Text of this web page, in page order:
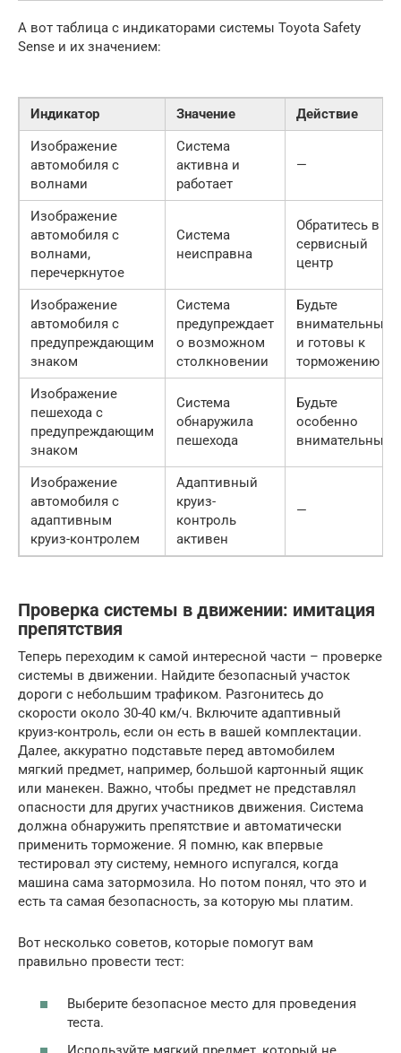
А вот таблица с индикаторами системы Toyota Safety
Sense и их значением:
Индикатор Значение
Действие
Изображение
автомобиля с
волнами
Система
активна и
работает
—
Изображение
автомобиля с
волнами,
перечеркнутое
Система
неисправна
Обратитесь в
сервисный
центр
Изображение
автомобиля с
предупреждающим
знаком
Система
предупреждает
о возможном
столкновении
Будьте
внимательны
и готовы к
торможению
Изображение
пешехода с
предупреждающим
знаком
Система
обнаружила
пешехода
Будьте
особенно
внимательны
Изображение
автомобиля с
адаптивным
круиз-контролем
Адаптивный
круиз-
контроль
активен
—
Проверка системы в движении: имитация
препятствия
Теперь переходим к самой интересной части – проверке
системы в движении. Найдите безопасный участок
дороги с небольшим трафиком. Разгонитесь до
скорости около 30-40 км/ч. Включите адаптивный
круиз-контроль, если он есть в вашей комплектации.
Далее, аккуратно подставьте перед автомобилем
мягкий предмет, например, большой картонный ящик
или манекен. Важно, чтобы предмет не представлял
опасности для других участников движения. Система
должна обнаружить препятствие и автоматически
применить торможение. Я помню, как впервые
тестировал эту систему, немного испугался, когда
машина сама затормозила. Но потом понял, что это и
есть та самая безопасность, за которую мы платим.
Вот несколько советов, которые помогут вам
правильно провести тест:
Выберите безопасное место для проведения
теста.